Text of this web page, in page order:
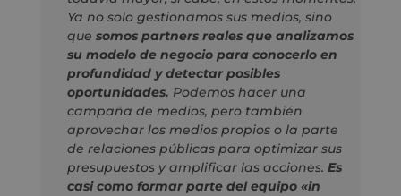
Ya no solo gestionamos sus medios, sino
que somos partners reales que analizamos
su modelo de negocio para conocerlo en
profundidad y detectar posibles
oportunidades. Podemos hacer una
campaña de medios, pero también
aprovechar los medios propios o la parte
de relaciones públicas para optimizar sus
presupuestos y amplificar las acciones. Es
casi como formar parte del equipo «in